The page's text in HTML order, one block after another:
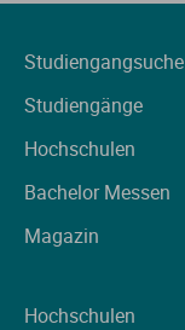
Studiengangsuche
Studiengänge
Hochschulen
Bachelor Messen
Magazin
Hochschulen